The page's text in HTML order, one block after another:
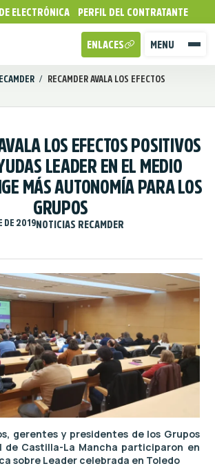
ELECTRÓNICA PERFIL DEL CONTRATANTE
MENU
ENLACES
/ RECAMDER AVALA LOS EFECTOS
LOS EFECTOS POSITIVOS
LEADER EN EL MEDIO
MÁS AUTONOMÍA PARA LOS
GRUPOS
DE 2019NOTICIAS RECAMDER
gerentes y presidentes de los Grupos
de Castilla-La Mancha participaron en
sobre Leader celebrada en Toledo